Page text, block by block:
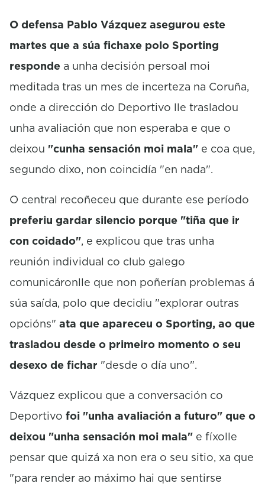
n
s
O defensa Pablo Vázquez asegurou este
martes que a súa fichaxe polo Sporting
responde a unha decisión persoal moi
meditada tras un mes de incerteza na Coruña,
onde a dirección do Deportivo lle trasladou
unha avaliación que non esperaba e que o
deixou "cunha sensación moi mala" e coa que,
segundo dixo, non coincidía "en nada".
O central recoñeceu que durante ese período
preferiu gardar silencio porque "tiña que ir
con coidado", e explicou que tras unha
reunión individual co club galego
comunicáronlle que non poñerían problemas á
súa saída, polo que decidiu "explorar outras
opcións" ata que apareceu o Sporting, ao que
trasladou desde o primeiro momento o seu
desexo de fichar "desde o día uno".
Vázquez explicou que a conversación co
Deportivo foi "unha avaliación a futuro" que o
deixou "unha sensación moi mala" e fíxolle
pensar que quizá xa non era o seu sitio, xa que
"para render ao máximo hai que sentirse